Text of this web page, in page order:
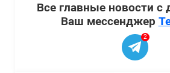
Все главные новости с
Ваш мессенджер
2